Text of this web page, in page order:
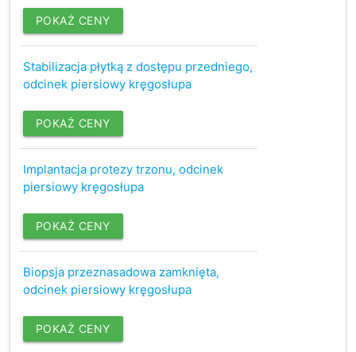
POKAŻ CENY
Stabilizacja płytką z dostępu przedniego,
odcinek piersiowy kręgosłupa
POKAŻ CENY
Implantacja protezy trzonu, odcinek
piersiowy kręgosłupa
POKAŻ CENY
Biopsja przeznasadowa zamknięta,
odcinek piersiowy kręgosłupa
POKAŻ CENY